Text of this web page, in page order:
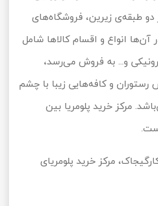
طبقه‌ی زیرین، فروشگاه‌های
آن‌ها انواع و اقسام کالاها شامل
و... به فروش می‌رسد،
و کافه‌هایی زیبا با چشم
مرکز خرید پلومریا بین
مرکز خرید پلومریای